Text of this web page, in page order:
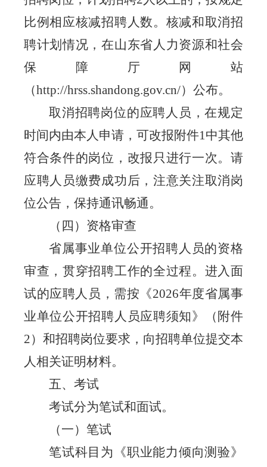
比例相应核减招聘人数。核减和取消招
聘计划情况，在山东省人力资源和社会
保障厅网站
（http://hrss.shandong.gov.cn/）公布。
取消招聘岗位的应聘人员，在规定
时间内由本人申请，可改报附件1中其他
符合条件的岗位，改报只进行一次。请
应聘人员缴费成功后，注意关注取消岗
位公告，保持通讯畅通。
（四）资格审查
省属事业单位公开招聘人员的资格
审查，贯穿招聘工作的全过程。进入面
试的应聘人员，需按《2026年度省属事
业单位公开招聘人员应聘须知》（附件
2）和招聘岗位要求，向招聘单位提交本
人相关证明材料。
五、考试
考试分为笔试和面试。
（一）笔试
笔试科目为《职业能力倾向测验》